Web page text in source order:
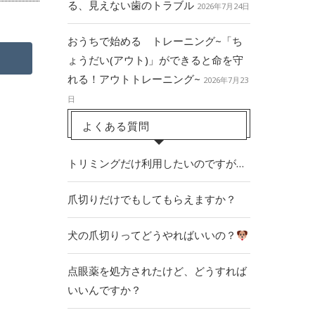
る、見えない歯のトラブル 2026年7月24日
おうちで始める トレーニング~「ち
ょうだい(アウト)」ができると命を守
れる！アウトトレーニング~ 2026年7月23
日
よくある質問
トリミングだけ利用したいのですが…
爪切りだけでもしてもらえますか？
犬の爪切りってどうやればいいの？
点眼薬を処方されたけど、どうすれば
いいんですか？